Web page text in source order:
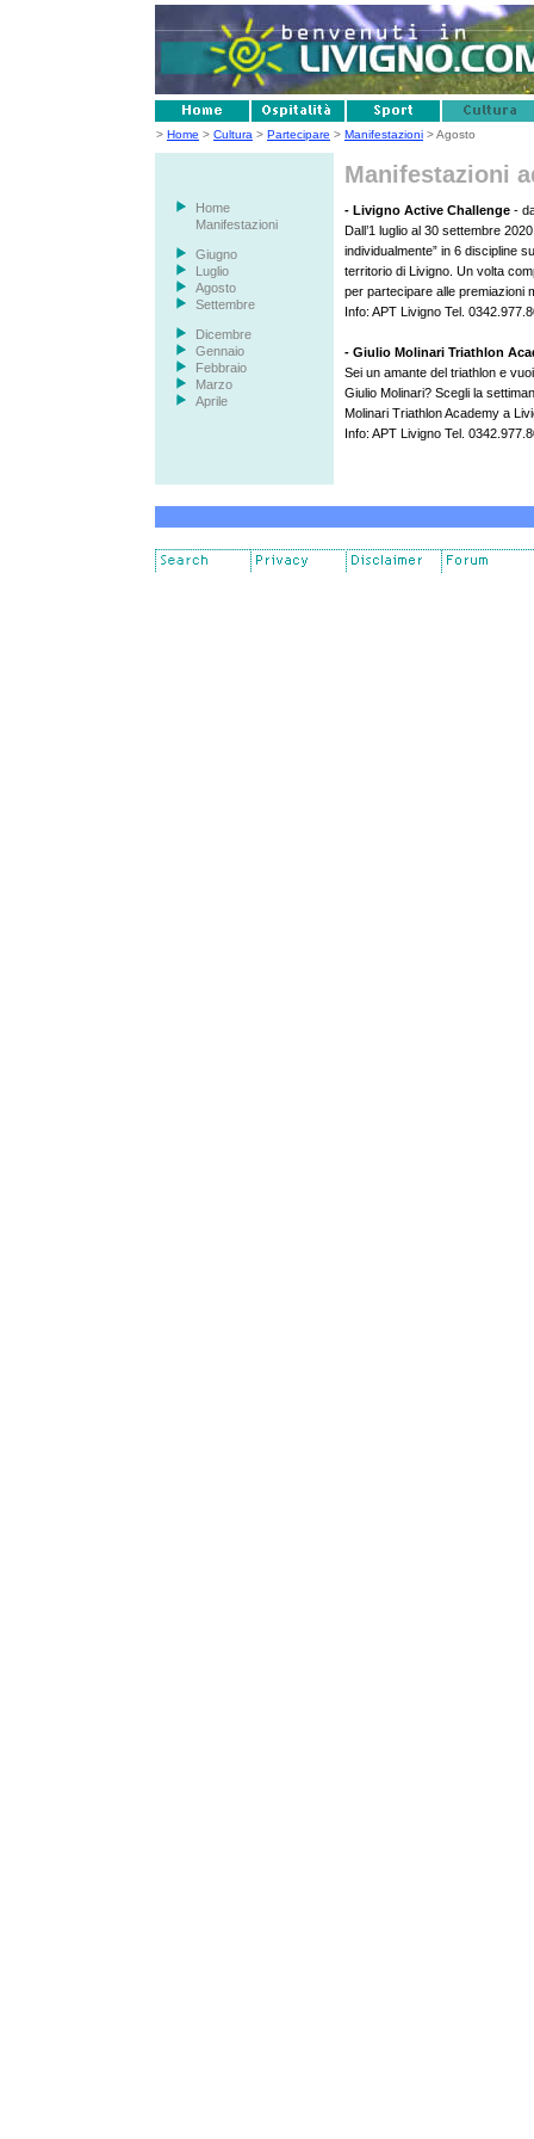
> Home > Cultura > Partecipare > Manifestazioni > Agosto
Home
Manifestazioni
Giugno
Luglio
Agosto
Settembre
Dicembre
Gennaio
Febbraio
Marzo
Aprile
Manifestazioni
- Livigno Active Challenge -
Dall’1 luglio al 30 settembre
individualmente” in 6 discipline
territorio di Livigno. Un volta
per partecipare alle premiazioni
Info: APT Livigno Tel.
- Giulio Molinari Triathlon
Sei un amante del triathlon e
Giulio Molinari? Scegli la
Molinari Triathlon Academy a
Info: APT Livigno Tel.